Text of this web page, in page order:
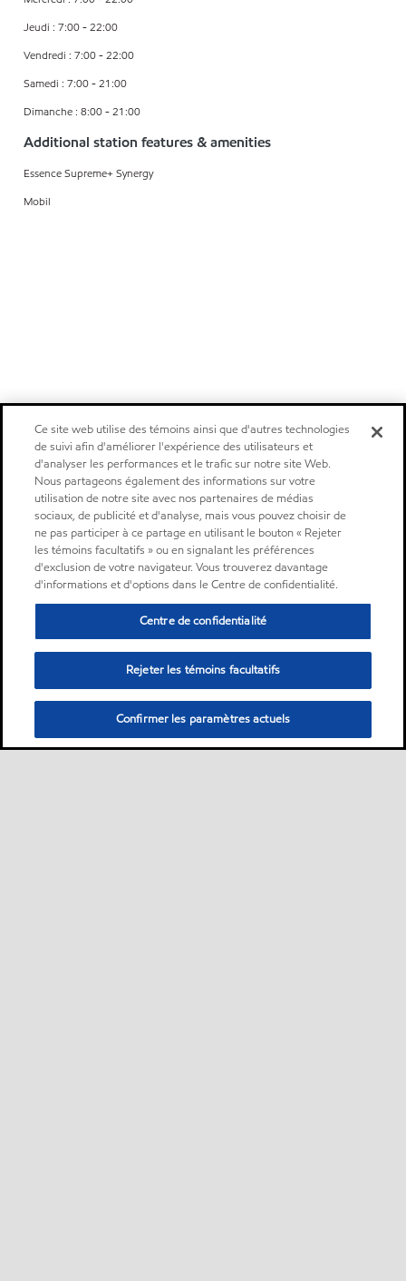
Jeudi : 7:00 - 22:00
Vendredi : 7:00 - 22:00
Samedi : 7:00 - 21:00
Dimanche : 8:00 - 21:00
Additional station features & amenities
Essence Supreme+ Synergy
Mobil
Ce site web utilise des témoins ainsi que d'autres technologies
de suivi afin d'améliorer l'expérience des utilisateurs et
d'analyser les performances et le trafic sur notre site Web.
Nous partageons également des informations sur votre
utilisation de notre site avec nos partenaires de médias
sociaux, de publicité et d'analyse, mais vous pouvez choisir de
ne pas participer à ce partage en utilisant le bouton « Rejeter
les témoins facultatifs » ou en signalant les préférences
d'exclusion de votre navigateur. Vous trouverez davantage
d'informations et d'options dans le Centre de confidentialité.
Centre de confidentialité
Rejeter les témoins facultatifs
Confirmer les paramètres actuels